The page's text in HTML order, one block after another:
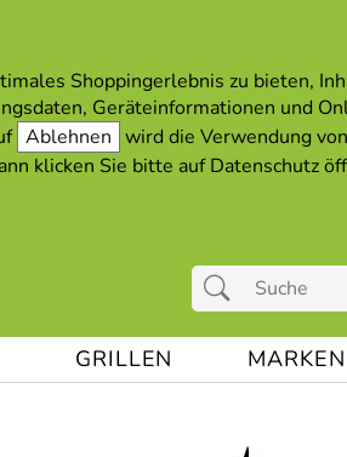
Shoppingerlebnis zu bieten,
Geräteinformationen und
Ablehnen wird die Verwendung
klicken Sie bitte aufDatenschutz
GRILLEN MARKEN